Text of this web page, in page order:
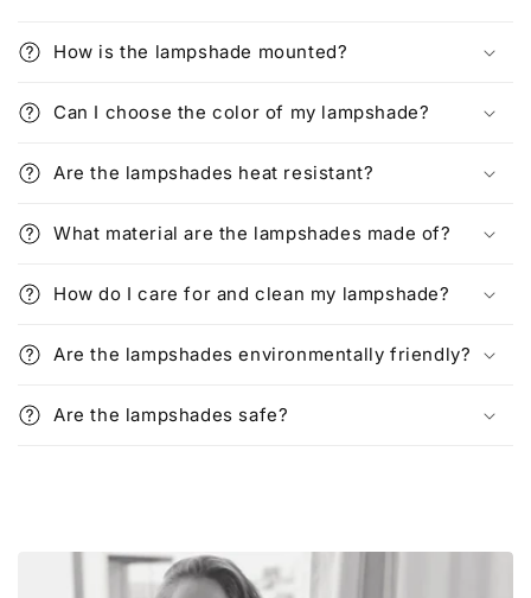
How is the lampshade mounted?
Can I choose the color of my lampshade?
Are the lampshades heat resistant?
What material are the lampshades made of?
How do I care for and clean my lampshade?
Are the lampshades environmentally friendly?
Are the lampshades safe?